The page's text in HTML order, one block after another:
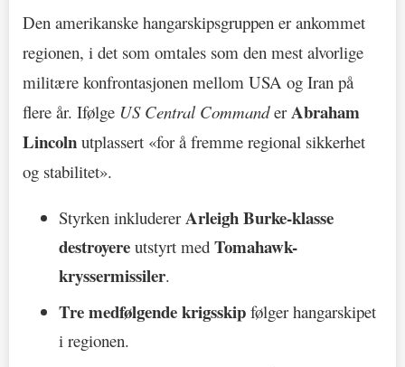
Den amerikanske hangarskipsgruppen er ankommet
regionen, i det som omtales som den mest alvorlige
militære konfrontasjonen mellom USA og Iran på
flere år. Ifølge US Central CommanderAbraham
Lincoln utplassert «for å fremme regional sikkerhet
og stabilitet».
Styrken inkludererArleigh Burke-klasse
destroyere utstyrt med Tomahawk-
kryssermissiler.
Tre medfølgende krigsskip følger hangarskipet
i regionen.